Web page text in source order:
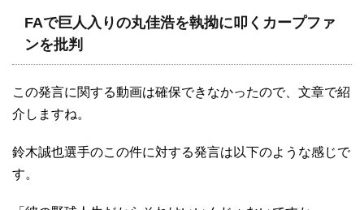
FAで巨人入りの丸佳浩を執拗に叩くカープファ
ンを批判
この発言に関する動画は確保できなかったので、文章で紹
介しますね。
鈴木誠也選手のこの件に対する発言は以下のような感じで
す。